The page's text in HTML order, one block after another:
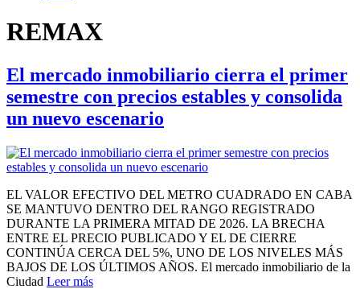
REMAX
El mercado inmobiliario cierra el primer
semestre con precios estables y consolida
un nuevo escenario
EL VALOR EFECTIVO DEL METRO CUADRADO EN CABA
SE MANTUVO DENTRO DEL RANGO REGISTRADO
DURANTE LA PRIMERA MITAD DE 2026. LA BRECHA
ENTRE EL PRECIO PUBLICADO Y EL DE CIERRE
CONTINÚA CERCA DEL 5%, UNO DE LOS NIVELES MÁS
BAJOS DE LOS ÚLTIMOS AÑOS. El mercado inmobiliario de la
Ciudad Leer más